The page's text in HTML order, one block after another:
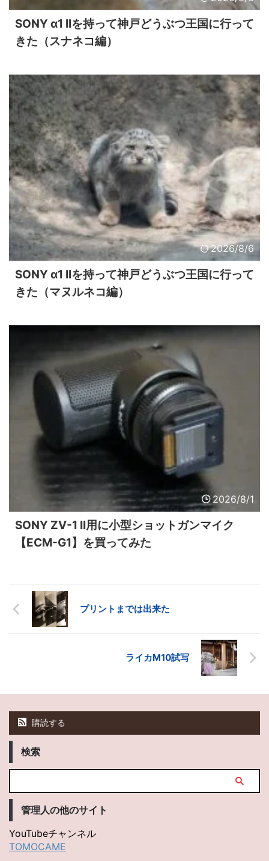
SONY α1 IIを持って神戸どうぶつ王国に行って
きた（スナネコ編）
2026/8/6
SONY α1 IIを持って神戸どうぶつ王国に行って
きた（マヌルネコ編）
2026/8/1
SONY ZV-1 II用に小型ショットガンマイク
【ECM-G1】を買ってみた
プリントまでは出来た
ライカM10試写
購読する
検索
管理人の他のサイト
YouTubeチャンネル
TOMOCAME